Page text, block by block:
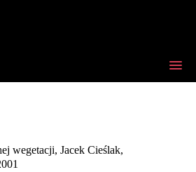
wegetacji, Jacek Cieślak,